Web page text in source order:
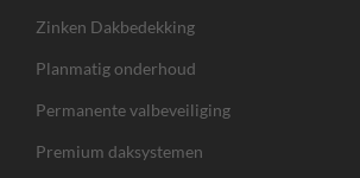
Zinken Dakbedekking
Planmatig onderhoud
Permanente valbeveiliging
Premium daksystemen